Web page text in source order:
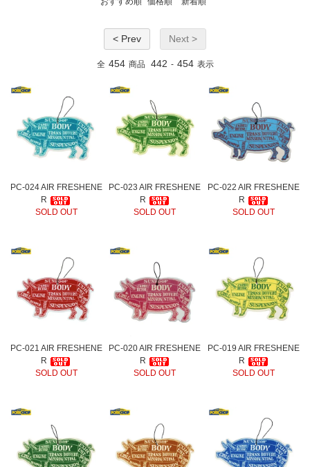
< Prev Next >
全 454 商品 442 - 454 表示
PC-024 AIR FRESHENE
R
SOLD OUT
PC-023 AIR FRESHENE
R
SOLD OUT
PC-022 AIR FRESHENE
R
SOLD OUT
PC-021 AIR FRESHENE
R
SOLD OUT
PC-020 AIR FRESHENE
R
SOLD OUT
PC-019 AIR FRESHENE
R
SOLD OUT